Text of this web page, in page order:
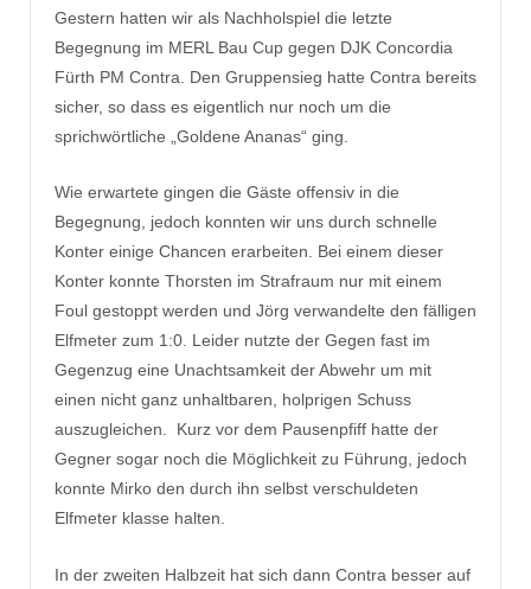
Gestern hatten wir als Nachholspiel die letzte
Begegnung im MERL Bau Cup gegen DJK Concordia
Fürth PM Contra. Den Gruppensieg hatte Contra bereits
sicher, so dass es eigentlich nur noch um die
sprichwörtliche „Goldene Ananas“ ging.
Wie erwartete gingen die Gäste offensiv in die
Begegnung, jedoch konnten wir uns durch schnelle
Konter einige Chancen erarbeiten. Bei einem dieser
Konter konnte Thorsten im Strafraum nur mit einem
Foul gestoppt werden und Jörg verwandelte den fälligen
Elfmeter zum 1:0. Leider nutzte der Gegen fast im
Gegenzug eine Unachtsamkeit der Abwehr um mit
einen nicht ganz unhaltbaren, holprigen Schuss
auszugleichen. Kurz vor dem Pausenpfiff hatte der
Gegner sogar noch die Möglichkeit zu Führung, jedoch
konnte Mirko den durch ihn selbst verschuldeten
Elfmeter klasse halten.
In der zweiten Halbzeit hat sich dann Contra besser auf